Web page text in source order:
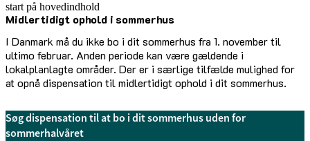
start på hovedindhold
Midlertidigt ophold i sommerhus
I Danmark må du ikke bo i dit sommerhus fra 1. november til
ultimo februar. Anden periode kan være gældende i
lokalplanlagte områder. Der er i særlige tilfælde mulighed for
at opnå dispensation til midlertidigt ophold i dit sommerhus.
senest opdateret 4. juni 2025
Søg dispensation til at bo i dit sommerhus uden for
sommerhalvåret